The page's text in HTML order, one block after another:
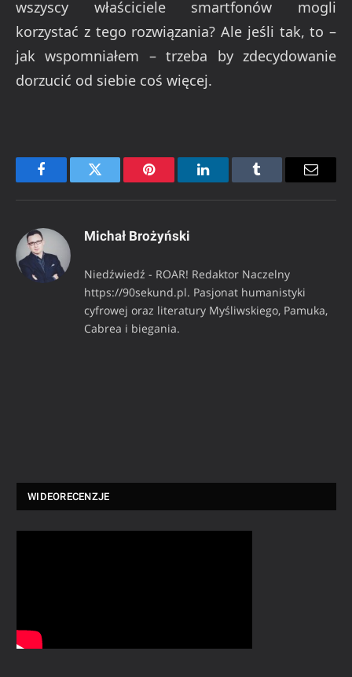
wszyscy właściciele smartfonów mogli
korzystać z tego rozwiązania? Ale jeśli tak, to –
jak wspomniałem – trzeba by zdecydowanie
dorzucić od siebie coś więcej.
FacebookTwitter Pinterest LinkedInTumblr Email
Michał Brożyński
Niedźwiedź - ROAR! Redaktor Naczelny
https://90sekund.pl. Pasjonat humanistyki
cyfrowej oraz literatury Myśliwskiego, Pamuka,
Cabrea i biegania.
WIDEORECENZJE